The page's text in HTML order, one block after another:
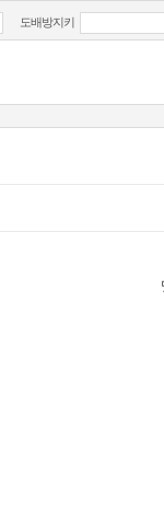
도배방지키